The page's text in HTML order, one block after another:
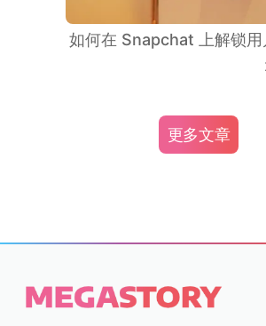
如何在 Snapchat 上解锁用
更多文章